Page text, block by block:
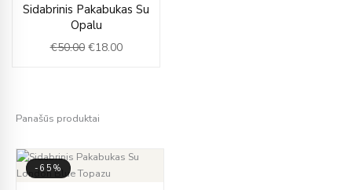
Sidabrinis Pakabukas Su
Opalu
€50.00
price
was:
€50.00.
€18.00
price
€18.00.
Panašūs produktai
-65%